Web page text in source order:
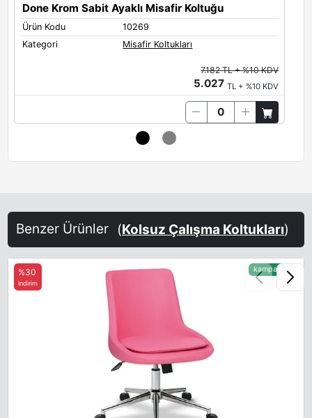
Done Krom Sabit Ayaklı Misafir Koltuğu
Ürün Kodu
10269
Kategori
Misafir Koltukları
7.182 TL + %10 KDV
5.027TL + %10 KDV
Benzer Ürünler (Kolsuz Çalışma Koltukları)
%30
indirim
kampanyalı